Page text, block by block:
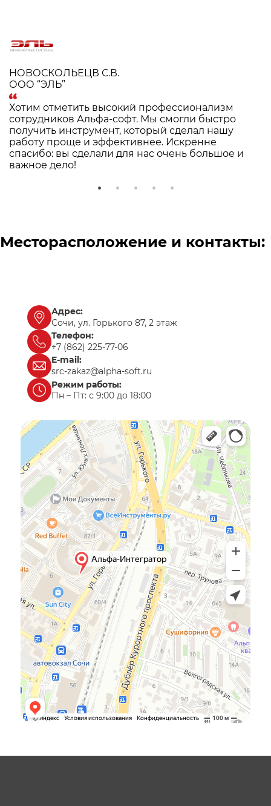
НОВОСКОЛЬЕЦВ С.В.
ООО “ЭЛЬ”
Хотим отметить высокий профессионализм
сотрудников Альфа-софт. Мы смогли быстро
получить инструмент, который сделал нашу
работу проще и эффективнее. Искренне
спасибо: вы сделали для нас очень большое и
важное дело!
Месторасположение и контакты:
Адрес:
Сочи, ул. Горького 87, 2 этаж
Телефон:
+7 (862) 225-77-06
E-mail:
src-zakaz@alpha-soft.ru
Режим работы:
Пн – Пт: с 9:00 до 18:00